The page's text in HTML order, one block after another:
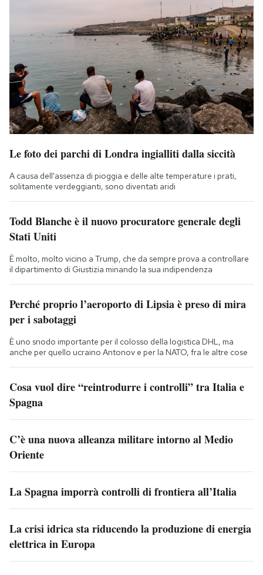
Le foto dei parchi di Londra ingialliti dalla siccità
A causa dell'assenza di pioggia e delle alte temperature i prati,
solitamente verdeggianti, sono diventati aridi
Todd Blanche è il nuovo procuratore generale degli
Stati Uniti
È molto, molto vicino a Trump, che da sempre prova a controllare
il dipartimento di Giustizia minando la sua indipendenza
Perché proprio l’aeroporto di Lipsia è preso di mira
per i sabotaggi
È uno snodo importante per il colosso della logistica DHL, ma
anche per quello ucraino Antonov e per la NATO, fra le altre cose
Cosa vuol dire “reintrodurre i controlli” tra Italia e
Spagna
C’è una nuova alleanza militare intorno al Medio
Oriente
La Spagna imporrà controlli di frontiera all’Italia
La crisi idrica sta riducendo la produzione di energia
elettrica in Europa